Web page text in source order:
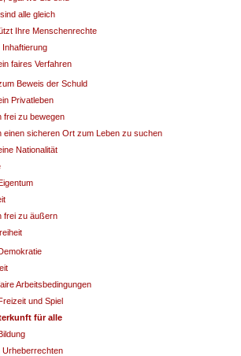
alle gleich
Ihre Menschenrechte
Inhaftierung
faires Verfahren
Beweis der Schuld
Privatleben
frei zu bewegen
einen sicheren Ort zum Leben zu suchen
Nationalität
frei zu äußern
Arbeitsbedingungen
und Spiel
für alle